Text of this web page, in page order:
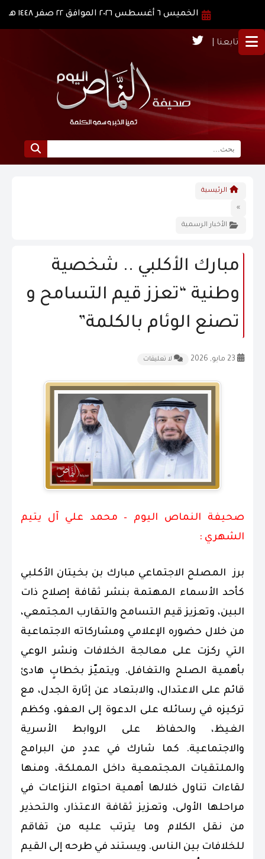
الخميس ٦ أغسطس ٢٠٢٦ الموافق ٢٢ صفر ١٤٤٨ هـ
تابعنا |
نبذة عن النماص
الرؤية و الرسالة
الاخبار
الرئيسية
»
الأخبار الرسمية
مبارك الأكلبي .. شخصية
وطنية “تعزز قيم التسامح و
تصنع الوئام بالكلمة”
لا تعليقات
صحيفة النماص اليوم – محمد علي آل يتيم
الشهري :
برز المصلح الاجتماعي مبارك بن بخيتان الأكلبي
كأحد الأسماء المهتمة بنشر ثقافة إصلاح ذات
البين، وتعزيز قيم التسامح والتقارب المجتمعي،
من خلال حضوره الإعلامي ومشاركاته الاجتماعية
التي ركزت على معالجة الخلافات ونشر الوعي
بأهمية الصلح والتغافل. ويتميّز بخطابٍ هادئ
قائم على الاعتدال، والابتعاد عن إثارة الجدل، مع
تركيزه في رسائله على الدعوة إلى العفو، وكظم
الغيظ، والحفاظ على الروابط الأسرية
والاجتماعية. كما شارك في عددٍ من البرامج
والملتقيات المجتمعية داخل المملكة، ومنها
لقاءات تناول خلالها أهمية احتواء النزاعات في
مراحلها الأولى، وتعزيز ثقافة الاعتذار، والتحذير
من نقل الكلام وما يترتب عليه من تفاقم
للخلافات بين الناس. ويستند في طرحه إلى القيم